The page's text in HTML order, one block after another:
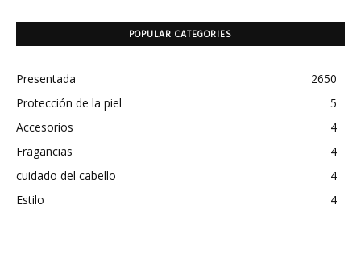
POPULAR CATEGORIES
Presentada
2650
Protección de la piel
5
Accesorios
4
Fragancias
4
cuidado del cabello
4
Estilo
4